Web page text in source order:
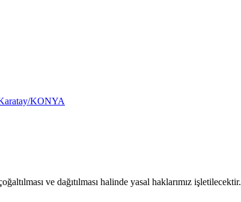
KONYA
ve dağıtılması halinde yasal haklarımız işletilecektir.